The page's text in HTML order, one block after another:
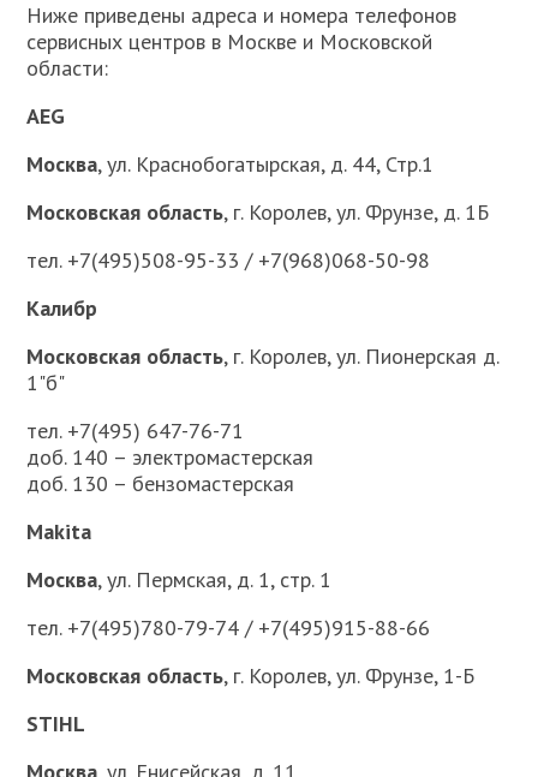
Ниже приведены адреса и номера телефонов
сервисных центров в Москве и Московской
области:
AEG
Москва, ул. Краснобогатырская, д. 44, Стр.1
Московская область, г. Королев, ул. Фрунзе, д. 1Б
тел. +7(495)508-95-33 / +7(968)068-50-98
Калибр
Московская область, г. Королев, ул. Пионерская д.
1"б"
тел. +7(495) 647-76-71
доб. 140 – электромастерская
доб. 130 – бензомастерская
Makita
Москва, ул. Пермская, д. 1, стр. 1
тел. +7(495)780-79-74 / +7(495)915-88-66
Московская область, г. Королев, ул. Фрунзе, 1-Б
STIHL